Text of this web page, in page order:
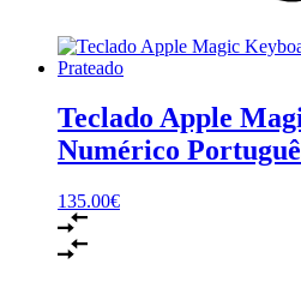
Teclado Apple
Numérico
135.00€